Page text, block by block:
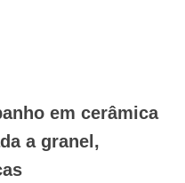
em cerâmica
a granel,